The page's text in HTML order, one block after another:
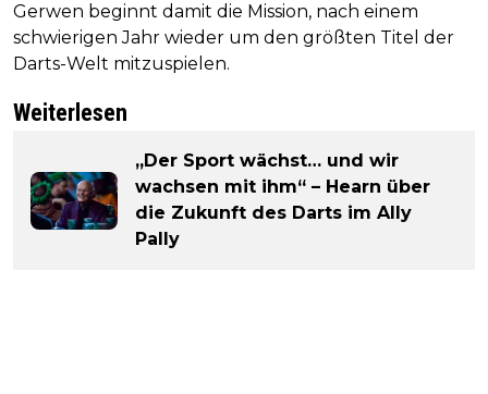
Gerwen beginnt damit die Mission, nach einem
schwierigen Jahr wieder um den größten Titel der
Darts-Welt mitzuspielen.
Weiterlesen
„Der Sport wächst… und wir
wachsen mit ihm“ – Hearn über
die Zukunft des Darts im Ally
Pally